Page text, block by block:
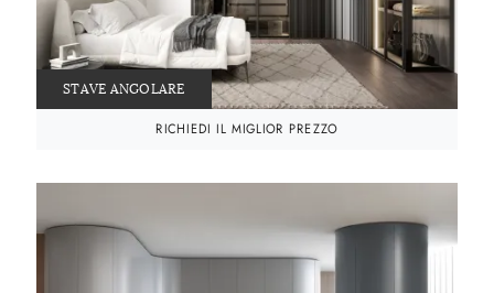
STAVE ANGOLARE
RICHIEDI IL MIGLIOR PREZZO